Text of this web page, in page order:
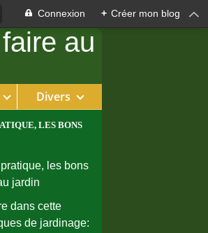
Connexion + Créer mon blog
Divers
LES BONS
dans cette
de jardinage: